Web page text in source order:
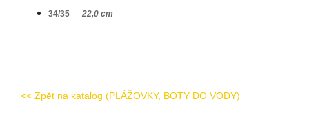
34/35 22,0 cm
<< Zpět na katalog (PLÁŽOVKY, BOTY DO VODY)